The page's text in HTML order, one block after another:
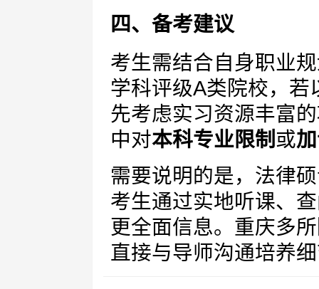
四、备考建议
考生需结合自身职业
学科评级A类院校，
先考虑实习资源丰富
中对本科专业限制或
需要说明的是，法律
考生通过实地听课、
更全面信息。重庆多
直接与导师沟通培养